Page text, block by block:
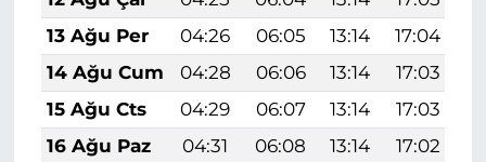
13 Ağu Per
04:26 06:05 13:14 17:04
14 Ağu Cum
04:28 06:06 13:14 17:03
15 Ağu Cts
04:29 06:07 13:14 17:03
16 Ağu Paz
04:31 06:08 13:14 17:02